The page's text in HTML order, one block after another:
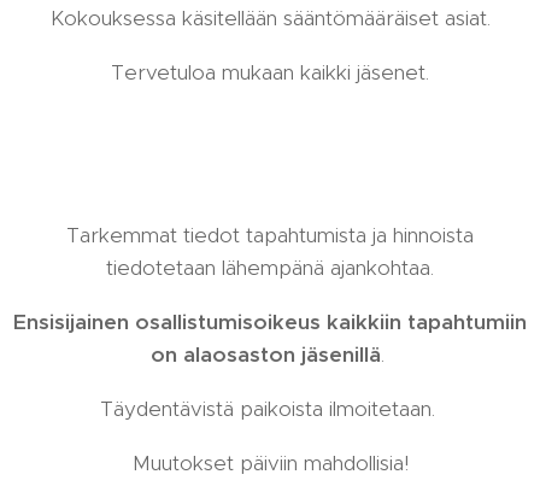
Kokouksessa käsitellään sääntömääräiset asiat.
Tervetuloa mukaan kaikki jäsenet.
Tarkemmat tiedot tapahtumista ja hinnoista
tiedotetaan lähempänä ajankohtaa.
Ensisijainen osallistumisoikeus kaikkiin tapahtumiin
on alaosaston jäsenillä.
Täydentävistä paikoista ilmoitetaan.
Muutokset päiviin mahdollisia!